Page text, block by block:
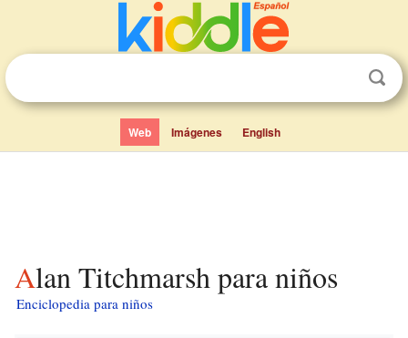
Web Imágenes English
Alan Titchmarsh para niños
Enciclopedia para niños